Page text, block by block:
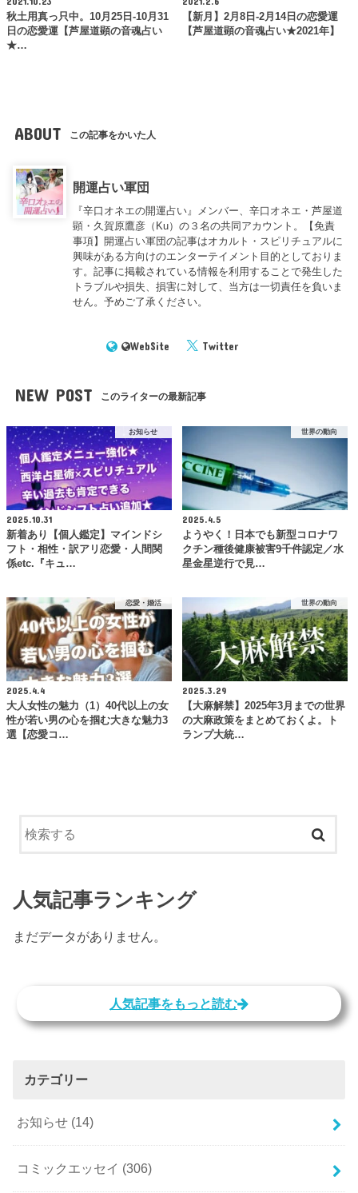
秋土用真っ只中。10月25日-10月31
日の恋愛運【芦屋道顕の音魂占い
★…
【新月】2月8日-2月14日の恋愛運
【芦屋道顕の音魂占い★2021年】
ABOUT この記事をかいた人
開運占い軍団
『辛口オネエの開運占い』メンバー、辛口オネエ・芦屋道
顕・久賀原鷹彦（Ku）の３名の共同アカウント。【免責
事項】開運占い軍団の記事はオカルト・スピリチュアルに
興味がある方向けのエンターテイメント目的としておりま
す。記事に掲載されている情報を利用することで発生した
トラブルや損失、損害に対して、当方は一切責任を負いま
せん。予めご了承ください。
WebSite Twitter
NEW POST このライターの最新記事
お知らせ
2025.10.31
新着あり【個人鑑定】マインドシ
フト・相性・訳アリ恋愛・人間関
係etc.『キュ…
世界の動向
2025.4.5
ようやく！日本でも新型コロナワ
クチン種後健康被害9千件認定／水
星金星逆行で見…
恋愛・婚活
2025.4.4
大人女性の魅力（1）40代以上の女
性が若い男の心を掴む大きな魅力3
選【恋愛コ…
世界の動向
2025.3.29
【大麻解禁】2025年3月までの世界
の大麻政策をまとめておくよ。ト
ランプ大統…
人気記事ランキング
まだデータがありません。
人気記事をもっと読む
カテゴリー
お知らせ (14)
コミックエッセイ (306)